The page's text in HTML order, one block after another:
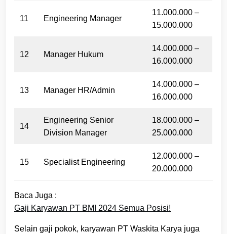
11 Engineering Manager
11.000.000 –
15.000.000
12 Manager Hukum
14.000.000 –
16.000.000
13 Manager HR/Admin
14.000.000 –
16.000.000
14
Engineering Senior
Division Manager
18.000.000 –
25.000.000
15 Specialist Engineering
12.000.000 –
20.000.000
Baca Juga :
Gaji Karyawan PT BMI 2024 Semua Posisi!
Selain gaji pokok, karyawan PT Waskita Karya juga